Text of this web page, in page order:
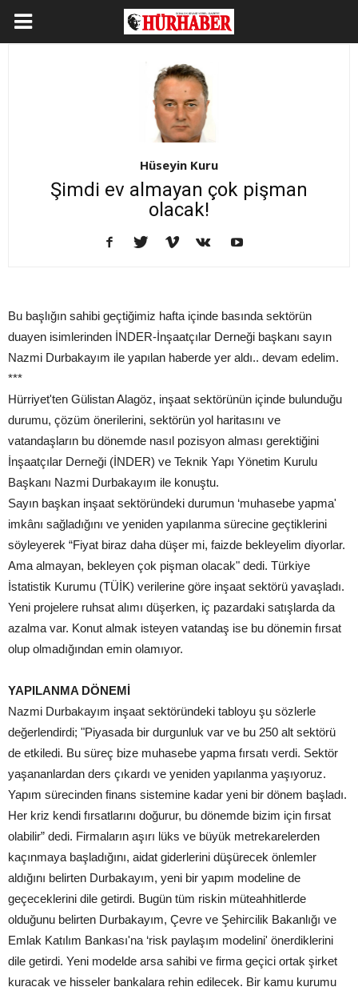
Hüseyin Kuru
Şimdi ev almayan çok pişman
olacak!
Bu başlığın sahibi geçtiğimiz hafta içinde basında sektörün
duayen isimlerinden İNDER-İnşaatçılar Derneği başkanı sayın
Nazmi Durbakayım ile yapılan haberde yer aldı.. devam edelim.
***
Hürriyet'ten Gülistan Alagöz, inşaat sektörünün içinde bulunduğu
durumu, çözüm önerilerini, sektörün yol haritasını ve
vatandaşların bu dönemde nasıl pozisyon alması gerektiğini
İnşaatçılar Derneği (İNDER) ve Teknik Yapı Yönetim Kurulu
Başkanı Nazmi Durbakayım ile konuştu.
Sayın başkan inşaat sektöründeki durumun ‘muhasebe yapma'
imkânı sağladığını ve yeniden yapılanma sürecine geçtiklerini
söyleyerek “Fiyat biraz daha düşer mi, faizde bekleyelim diyorlar.
Ama almayan, bekleyen çok pişman olacak" dedi. Türkiye
İstatistik Kurumu (TÜİK) verilerine göre inşaat sektörü yavaşladı.
Yeni projelere ruhsat alımı düşerken, iç pazardaki satışlarda da
azalma var. Konut almak isteyen vatandaş ise bu dönemin fırsat
olup olmadığından emin olamıyor.
YAPILANMA DÖNEMİ
Nazmi Durbakayım inşaat sektöründeki tabloyu şu sözlerle
değerlendirdi; "Piyasada bir durgunluk var ve bu 250 alt sektörü
de etkiledi. Bu süreç bize muhasebe yapma fırsatı verdi. Sektör
yaşananlardan ders çıkardı ve yeniden yapılanma yaşıyoruz.
Yapım sürecinden finans sistemine kadar yeni bir dönem başladı.
Her kriz kendi fırsatlarını doğurur, bu dönemde bizim için fırsat
olabilir” dedi. Firmaların aşırı lüks ve büyük metrekarelerden
kaçınmaya başladığını, aidat giderlerini düşürecek önlemler
aldığını belirten Durbakayım, yeni bir yapım modeline de
geçeceklerini dile getirdi. Bugün tüm riskin müteahhitlerde
olduğunu belirten Durbakayım, Çevre ve Şehircilik Bakanlığı ve
Emlak Katılım Bankası'na ‘risk paylaşım modelini' önerdiklerini
dile getirdi. Yeni modelde arsa sahibi ve firma geçici ortak şirket
kuracak ve hisseler bankalara rehin edilecek. Bir kamu kurumu